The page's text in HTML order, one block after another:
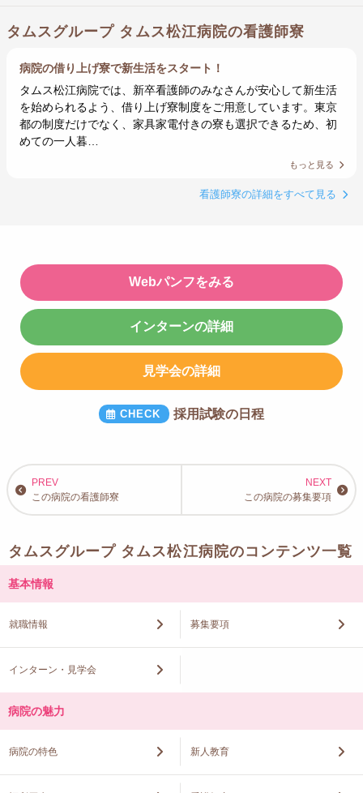
タムスグループ タムス松江病院の看護師寮
病院の借り上げ寮で新生活をスタート！
タムス松江病院では、新卒看護師のみなさんが安心して新生活
を始められるよう、借り上げ寮制度をご用意しています。東京
都の制度だけでなく、家具家電付きの寮も選択できるため、初
めての一人暮…
もっと見る
看護師寮の詳細をすべて見る
Webパンフをみる
インターンの詳細
見学会の詳細
採用試験の日程
この病院の看護師寮 この病院の募集要項
タムスグループ タムス松江病院のコンテンツ一覧
基本情報
就職情報 募集要項
インターン・見学会
病院の魅力
病院の特色 新人教育